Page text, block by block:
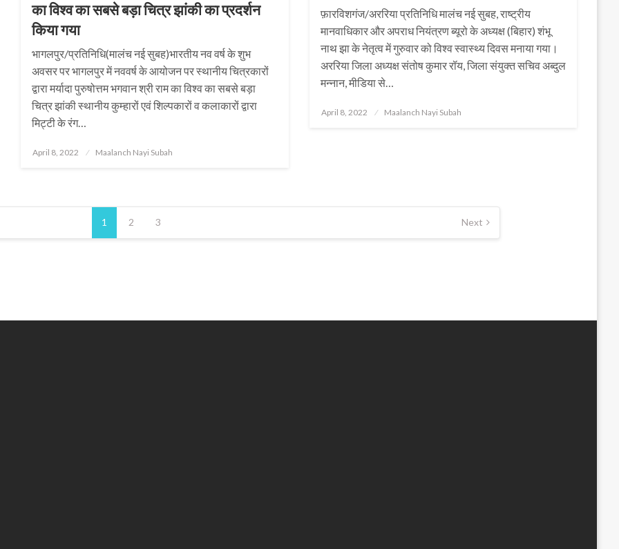
का विश्व का सबसे बड़ा चित्र झांकी का प्रदर्शन
किया गया
भागलपुर/प्रतिनिधि(मालंच नई सुबह)भारतीय नव वर्ष के शुभ
अवसर पर भागलपुर में नववर्ष के आयोजन पर स्थानीय चित्रकारों
द्वारा मर्यादा पुरुषोत्तम भगवान श्री राम का विश्व का सबसे बड़ा
चित्र झांकी स्थानीय कुम्हारों एवं शिल्पकारों व कलाकारों द्वारा
मिट्टी के रंग…
Posted
April 8, 2022 Maalanch Nayi Subah
फ़ारविशगंज/अररिया प्रतिनिधि मालंच नई सुबह, राष्ट्रीय
मानवाधिकार और अपराध नियंत्रण ब्यूरो के अध्यक्ष (बिहार) शंभू
नाथ झा के नेतृत्व में गुरुवार को विश्व स्वास्थ्य दिवस मनाया गया।
अररिया जिला अध्यक्ष संतोष कुमार रॉय, जिला संयुक्त सचिव अब्दुल
मन्नान, मीडिया से…
Posted
April 8, 2022 Maalanch Nayi Subah
1 2 3 Next